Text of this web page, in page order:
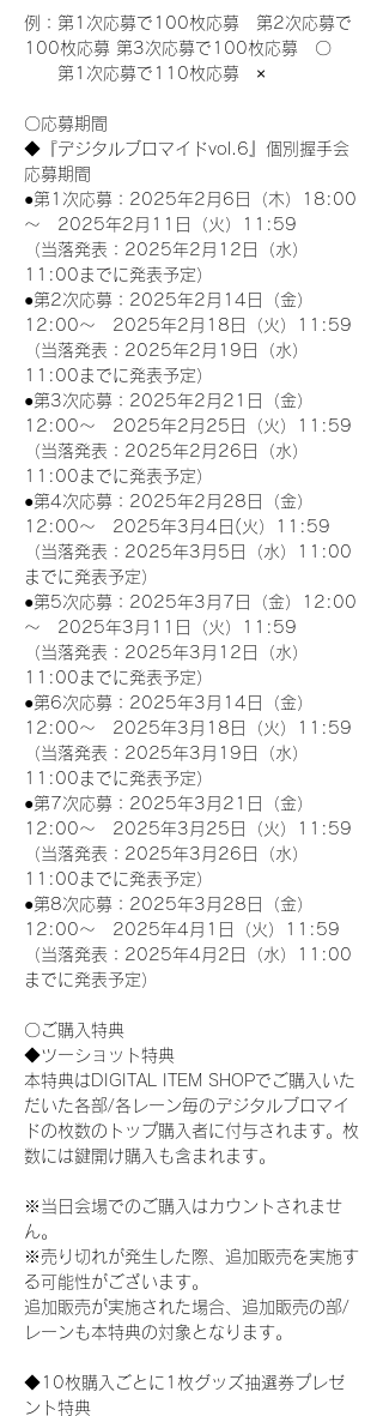
例：第1次応募で100枚応募　第2次応募で
100枚応募 第3次応募で100枚応募　〇
第1次応募で110枚応募　×
〇応募期間
◆『デジタルブロマイドvol.6』個別握手会
応募期間
●第1次応募：2025年2月6日（木）18:00
～　2025年2月11日（火）11:59
（当落発表：2025年2月12日（水）
11:00までに発表予定）
●第2次応募：2025年2月14日（金）
12:00～　2025年2月18日（火）11:59
（当落発表：2025年2月19日（水）
11:00までに発表予定）
●第3次応募：2025年2月21日（金）
12:00～　2025年2月25日（火）11:59
（当落発表：2025年2月26日（水）
11:00までに発表予定）
●第4次応募：2025年2月28日（金）
12:00～　2025年3月4日(火）11:59
（当落発表：2025年3月5日（水）11:00
までに発表予定）
●第5次応募：2025年3月7日（金）12:00
～　2025年3月11日（火）11:59
（当落発表：2025年3月12日（水）
11:00までに発表予定）
●第6次応募：2025年3月14日（金）
12:00～　2025年3月18日（火）11:59
（当落発表：2025年3月19日（水）
11:00までに発表予定）
●第7次応募：2025年3月21日（金）
12:00～　2025年3月25日（火）11:59
（当落発表：2025年3月26日（水）
11:00までに発表予定）
●第8次応募：2025年3月28日（金）
12:00～　2025年4月1日（火）11:59
（当落発表：2025年4月2日（水）11:00
までに発表予定）
〇ご購入特典
◆ツーショット特典
本特典はDIGITAL ITEM SHOPでご購入いた
だいた各部/各レーン毎のデジタルブロマイ
ドの枚数のトップ購入者に付与されます。枚
数には鍵開け購入も含まれます。
※当日会場でのご購入はカウントされませ
ん。
※売り切れが発生した際、追加販売を実施す
る可能性がございます。
追加販売が実施された場合、追加販売の部/
レーンも本特典の対象となります。
◆10枚購入ごとに1枚グッズ抽選券プレゼ
ント特典